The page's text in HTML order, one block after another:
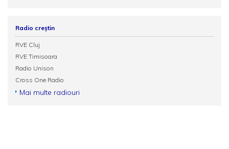
Radio creștin
RVE Cluj
RVE Timisoara
Radio Unison
Cross One Radio
Mai multe radiouri